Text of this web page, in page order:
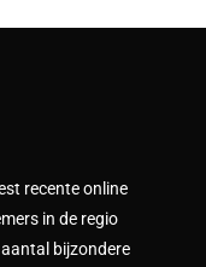
recente online
in de regio
bijzondere